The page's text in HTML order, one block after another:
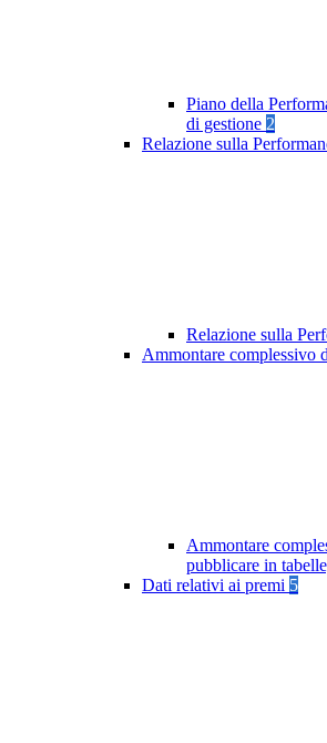
Piano della
di gestione 2
Relazione sulla
Relazione sulla
Ammontare complessivo
Ammontare
pubblicare in
Dati relativi ai premi 5